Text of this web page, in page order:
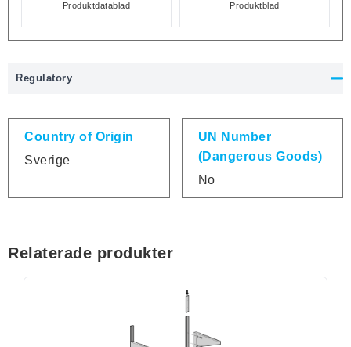
Produktdatablad Produktblad
Regulatory
Country of Origin
Sverige
UN Number
(Dangerous Goods)
No
Relaterade produkter